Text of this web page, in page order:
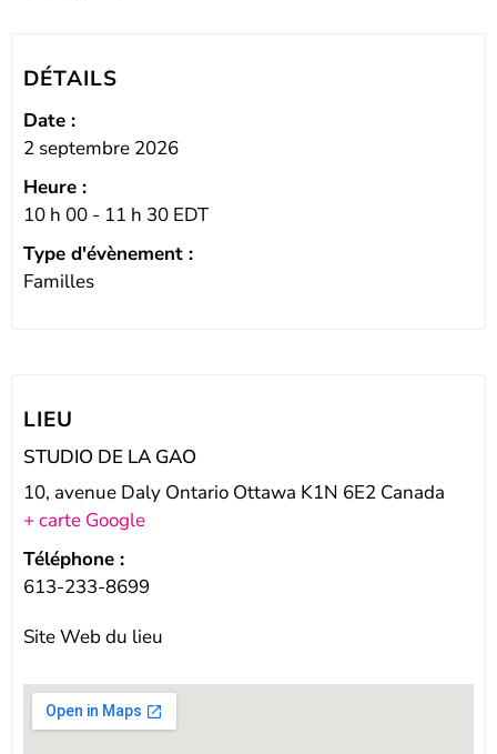
DÉTAILS
Date :
2 septembre 2026
Heure :
10 h 00 - 11 h 30 EDT
Type d'évènement :
Familles
LIEU
STUDIO DE LA GAO
10, avenue Daly Ontario Ottawa K1N 6E2 Canada
+ carte Google
Téléphone :
613-233-8699
Site Web du lieu